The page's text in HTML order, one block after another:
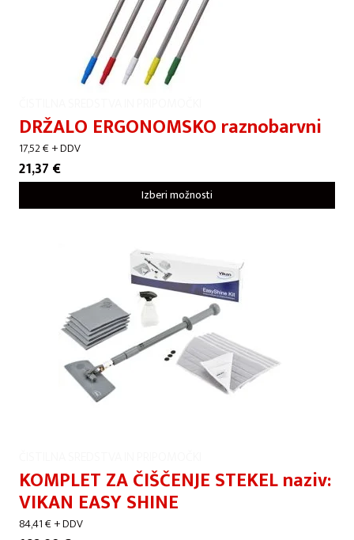
DRŽALO ERGONOMSKO raznobarvni
17,52€+ DDV
21,37 €
Izberi možnosti
KOMPLET ZA ČIŠČENJE STEKEL naziv:
VIKAN EASY SHINE
84,41€+ DDV